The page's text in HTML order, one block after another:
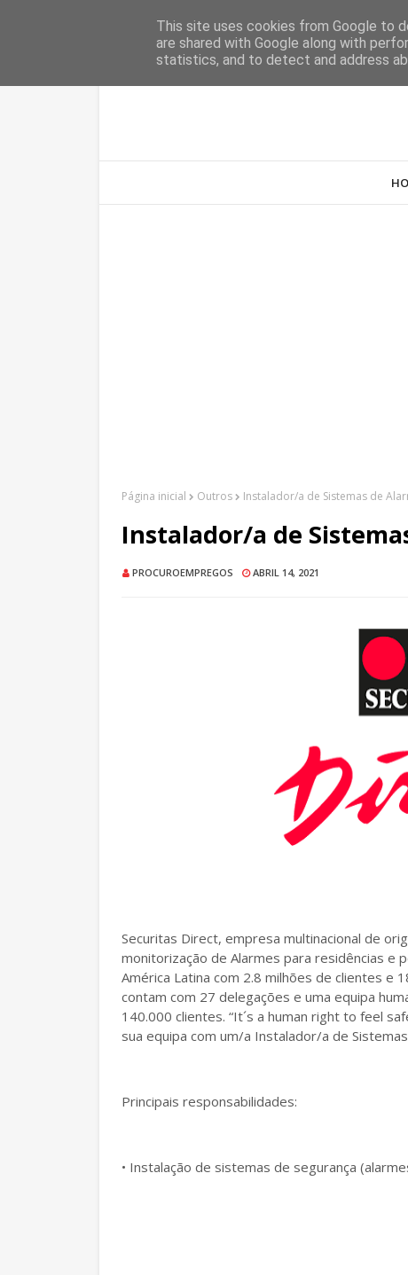
Página inicial Outros Instalador/a de Sistemas de
Instalador/a de
PROCUROEMPREGOS ABRIL 14, 2021
Securitas Direct, empresa multinacional de
monitorização de Alarmes para residências e
América Latina com 2.8 milhões de clientes e
contam com 27 delegações e uma equipa
140.000 clientes. “It´s a human right to feel
sua equipa com um/a Instalador/a de
Principais responsabilidades:
• Instalação de sistemas de segurança
This site uses cookies from Google to
are shared with Google along with
statistics, and to detect and address